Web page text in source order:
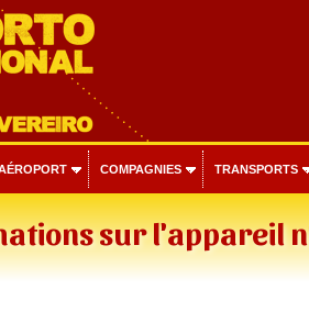
COMPAGNIES TRANSPORTS
sur l'appareil